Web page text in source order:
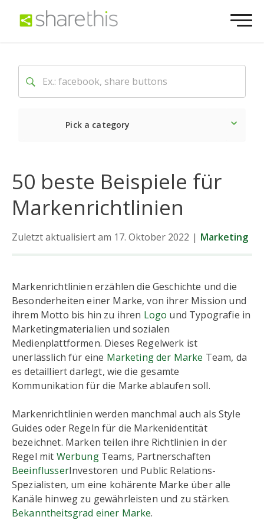
Pick a category
50 beste Beispiele für
Markenrichtlinien
Zuletzt aktualisiert am 17. Oktober 2022 | Marketing
Markenrichtlinien erzählen die Geschichte und die
Besonderheiten einer Marke, von ihrer Mission und
ihrem Motto bis hin zu ihren Logo und Typografie in
Marketingmaterialien und sozialen
Medienplattformen. Dieses Regelwerk ist
unerlässlich für eine Marketing der Marke Team, da
es detailliert darlegt, wie die gesamte
Kommunikation für die Marke ablaufen soll.
Markenrichtlinien werden manchmal auch als Style
Guides oder Regeln für die Markenidentität
bezeichnet. Marken teilen ihre Richtlinien in der
Regel mit WerbungTeams, Partnerschaften
BeeinflusserInvestoren und Public Relations-
Spezialisten, um eine kohärente Marke über alle
Kanäle hinweg zu gewährleisten und zu stärken.
Bekanntheitsgrad einer Marke.